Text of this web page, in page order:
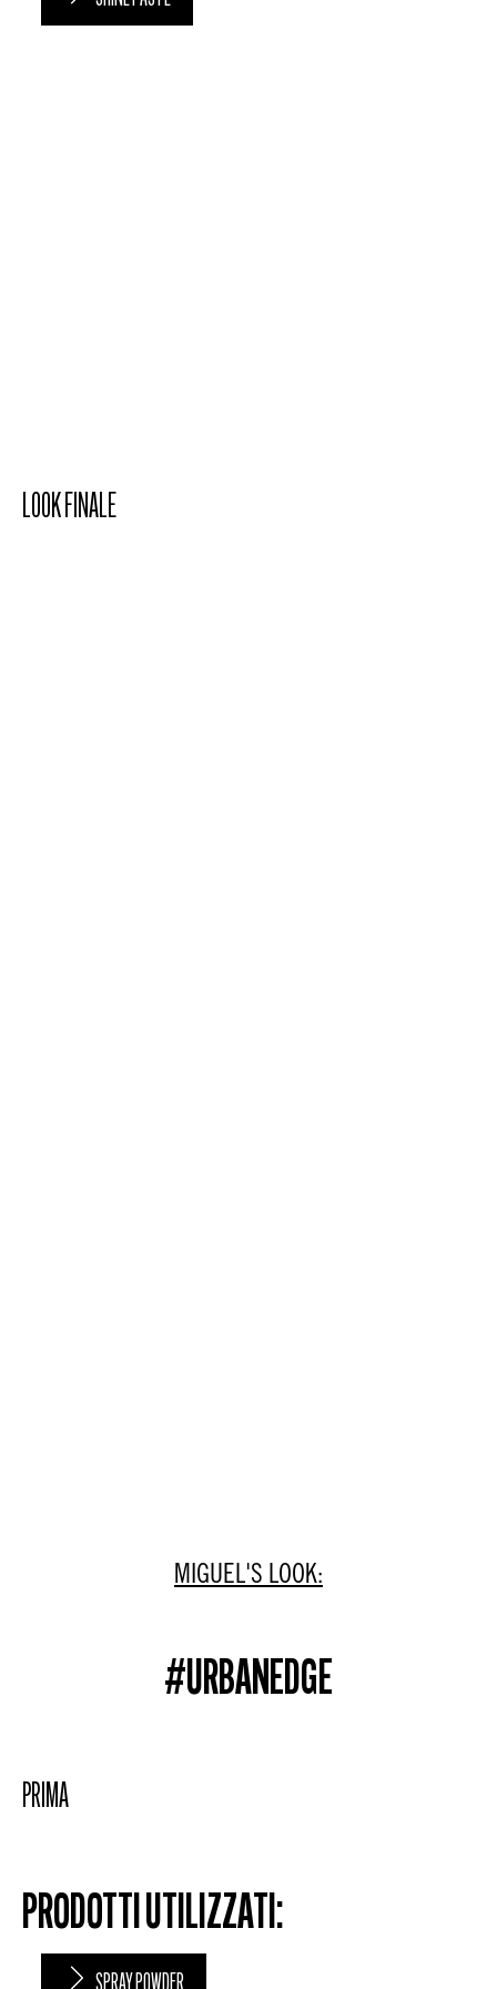
LOOK FINALE
MIGUEL'S LOOK:
#URBANEDGE
PRIMA
PRODOTTI UTILIZZATI: